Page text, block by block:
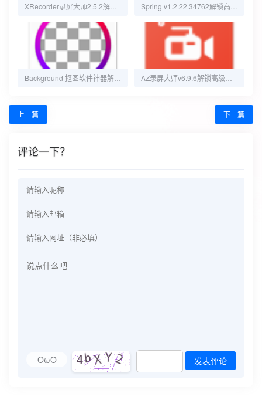
上一篇 下一篇
评论一下？
OωO 发表评论